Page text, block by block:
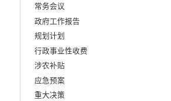
常务会议
政府工作报告
规划计划
行政事业性收费
涉农补贴
应急预案
重大决策